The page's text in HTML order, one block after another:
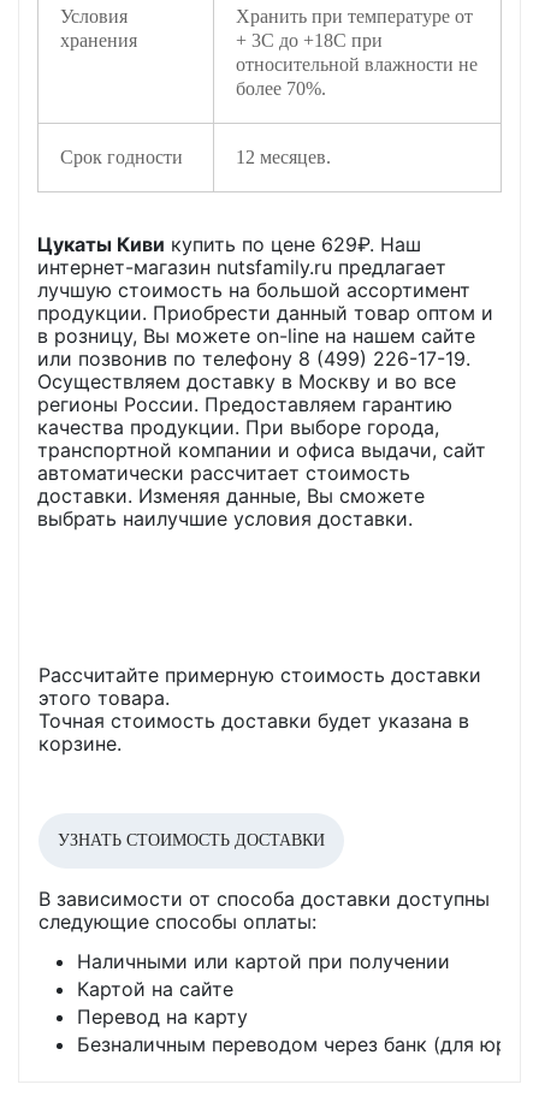
Условия
хранения
Хранить при температуре от
+ 3С до +18С при
относительной влажности не
более 70%.
Срок годности 12 месяцев.
Цукаты Киви купить по цене 629₽. Наш
интернет-магазин nutsfamily.ru предлагает
лучшую стоимость на большой ассортимент
продукции. Приобрести данный товар оптом и
в розницу, Вы можете on-line на нашем сайте
или позвонив по телефону 8 (499) 226-17-19.
Осуществляем доставку в Москву и во все
регионы России. Предоставляем гарантию
качества продукции. При выборе города,
транспортной компании и офиса выдачи, сайт
автоматически рассчитает стоимость
доставки. Изменяя данные, Вы сможете
выбрать наилучшие условия доставки.
Рассчитайте примерную стоимость доставки
этого товара.
Точная стоимость доставки будет указана в
корзине.
УЗНАТЬ СТОИМОСТЬ ДОСТАВКИ
В зависимости от способа доставки доступны
следующие способы оплаты:
Наличными или картой при получении
Картой на сайте
Перевод на карту
Безналичным переводом через банк (для юр.